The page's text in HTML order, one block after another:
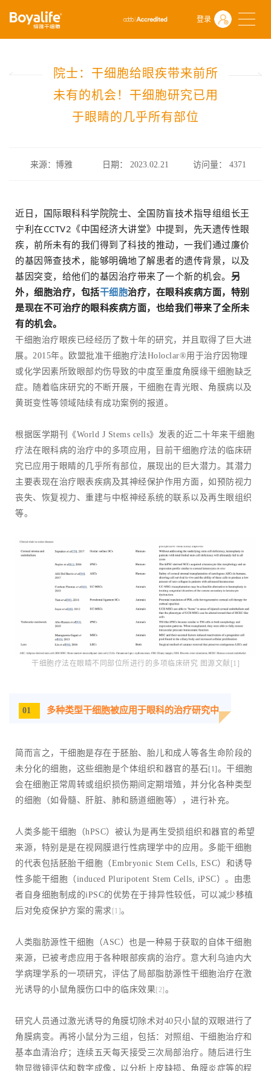
登录
首页 什么是干细胞
前沿动态
院士：干细胞给眼疾带来前所未有的机会！干细胞研究已用于眼睛的
院士：干细胞给眼疾带来前所
未有的机会！干细胞研究已用
于眼睛的几乎所有部位
来源：博雅 日期： 2023.02.21 访问量：4371
近日，国际眼科科学院院士、全国防盲技术指导组组长王
宁利在CCTV2《中国经济大讲堂》中提到，先天遗传性眼
疾，前所未有的我们得到了科技的推动，一我们通过廉价
的基因筛查技术，能够明确地了解患者的遗传背景，以及
基因突变，给他们的基因治疗带来了一个新的机会。 另
外，细胞治疗，包括干细胞治疗，在眼科疾病方面，特别
是现在不可治疗的眼科疾病方面，也给我们带来了全所未
有的机会。
干细胞治疗眼疾已经经历了数十年的研究，并且取得了巨大进
展。2015年。欧盟批准干细胞疗法Holoclar®用于治疗因物理
或化学因素所致眼部灼伤导致的中度至重度角膜缘干细胞缺乏
症。随着临床研究的不断开展，干细胞在青光眼、角膜病以及
黄斑变性等领域陆续有成功案例的报道。
根据医学期刊《World J Stems cells》发表的近二十年来干细胞
疗法在眼科病的治疗中的多项应用，目前干细胞疗法的临床研
究已应用于眼睛的几乎所有部位，展现出的巨大潜力。其潜力
主要表现在治疗眼表疾病及其神经保护作用方面，如预防视力
丧失、恢复视力、重建与中枢神经系统的联系以及再生眼组织
等。
干细胞疗法在眼睛不同部位所进行的多项临床研究 图源文献[1]
01 多种类型干细胞被应用于眼科的治疗研究中
简而言之，干细胞是存在于胚胎、胎儿和成人等各生命阶段的
未分化的细胞，这些细胞是个体组织和器官的基石[1]。干细胞
会在细胞正常周转或组织损伤期间定期增殖，并分化各种类型
的细胞（如骨髓、肝脏、肺和肠道细胞等），进行补充。
人类多能干细胞（hPSC）被认为是再生受损组织和器官的希望
来源，特别是是在视网膜退行性病理学中的应用。多能干细胞
的代表包括胚胎干细胞（Embryonic Stem Cells, ESC）和诱导
性多能干细胞（induced Pluripotent Stem Cells, iPSC）。由患
者自身细胞制成的iPSC的优势在于排异性较低，可以减少移植
后对免疫保护方案的需求 [1]。
人类脂肪源性干细胞（ASC）也是一种易于获取的自体干细胞
来源，已被考虑应用于各种眼部疾病的治疗。意大利乌迪内大
学病理学系的一项研究，评估了局部脂肪源性干细胞治疗在激
光诱导的小鼠角膜伤口中的临床效果[2]。
研究人员通过激光诱导的角膜切除术对40只小鼠的双眼进行了
角膜病变。再将小鼠分为三组，包括：对照组、干细胞治疗和
基本血清治疗；连续五天每天接受三次局部治疗。随后进行生
物显微镜评估和数字成像，以分析上皮缺损、角膜炎症等的程